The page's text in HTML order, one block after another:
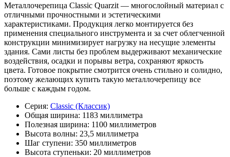
Металлочерепица Classic Quarzit — многослойный материал с
отличными прочностными и эстетическими
характеристиками. Продукция легко монтируется без
применения специального инструмента и за счет облегченной
конструкции минимизирует нагрузку на несущие элементы
здания. Сами листы без проблем выдерживают механические
воздействия, осадки и порывы ветра, сохраняют яркость
цвета. Готовое покрытие смотрится очень стильно и солидно,
поэтому желающих купить такую металлочерепицу все
больше с каждым годом.
Серия: Classic (Классик)
Общая ширина: 1183 миллиметра
Полезная ширина: 1100 миллиметров
Высота волны: 23,5 миллиметра
Шаг ступени: 350 миллиметров
Высота ступеньки: 20 миллиметров